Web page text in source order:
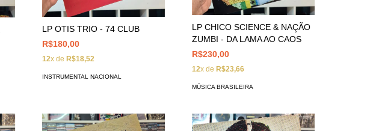
LP OTIS TRIO - 74 CLUB
R$180,00
12x deR$18,52
INSTRUMENTAL NACIONAL
LP CHICO SCIENCE & NAÇÃO
ZUMBI - DA LAMA AO CAOS
R$230,00
12x de R$23,66
MÚSICA BRASILEIRA